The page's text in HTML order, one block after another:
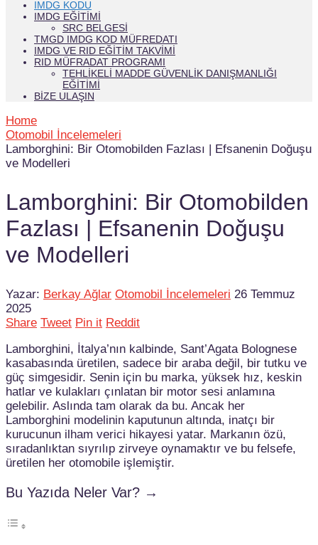
IMDG KODU
IMDG EĞITIMI
SRC BELGESI
TMGD IMDG KOD MÜFREDATI
IMDG VE RID EĞİTİM TAKVİMİ
RID MÜFRADAT PROGRAMI
TEHLIKELI MADDE GÜVENLIK DANIŞMANLIĞI
EĞITIMI
BIZE ULAŞIN
Home
Otomobil İncelemeleri
Lamborghini: Bir Otomobilden Fazlası | Efsanenin Doğuşu
ve Modelleri
Lamborghini: Bir Otomobilden
Fazlası | Efsanenin Doğuşu
ve Modelleri
Yazar: Berkay Ağlar Otomobil İncelemeleri 26 Temmuz
2025
Share Tweet Pin it Reddit
Lamborghini, İtalya’nın kalbinde, Sant’Agata Bolognese
kasabasında üretilen, sadece bir araba değil, bir tutku ve
güç simgesidir. Senin için bu marka, yüksek hız, keskin
hatlar ve kulakları çınlatan bir motor sesi anlamına
gelebilir. Aslında tam olarak da bu. Ancak her
Lamborghini modelinin kaputunun altında, inatçı bir
kurucunun ilham verici hikayesi yatar. Markanın özü,
sıradanlıktan sıyrılıp zirveye oynamaktır ve bu felsefe,
üretilen her otomobile işlemiştir.
Bu Yazıda Neler Var? →